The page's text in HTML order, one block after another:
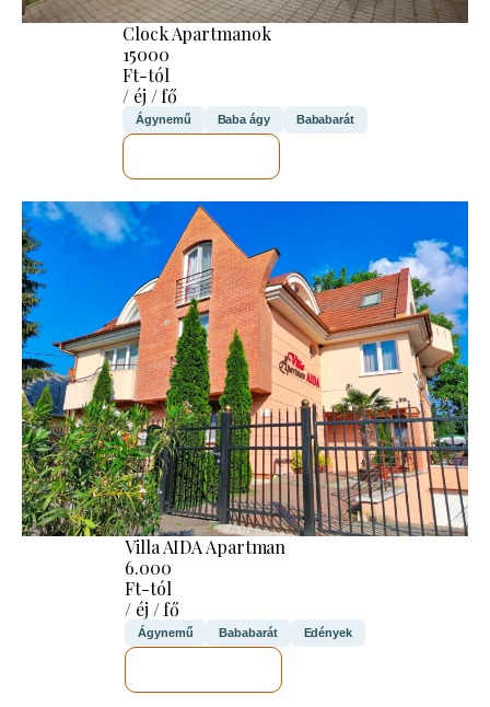
Clock Apartmanok
15000
Ft-tól
/ éj / fő
Ágynemű Baba ágy Bababarát
Villa AIDA Apartman
6.000
Ft-tól
/ éj / fő
Ágynemű Bababarát Edények